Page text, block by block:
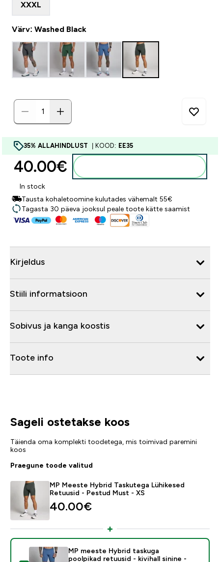
XXXL
Värv: Washed Black
35% ALLAHINDLUST | KOOD: EE35
40.00€‎
In stock
Tausta kohaletoomine kulutades vähemalt 55€
Tagasta 30 päeva jooksul peale toote kätte saamist
Kirjeldus
Stiili informatsioon
Sobivus ja kanga koostis
Toote info
Sageli ostetakse koos
Täienda oma komplekti toodetega, mis toimivad paremini
koos
Praegune toode valitud
MP Meeste Hybrid Taskutega Lühikesed
Retuusid - Pestud Must - XS
40.00€‎
MP meeste Hybrid taskuga
poolpikad retuusid - kivihall sinine -